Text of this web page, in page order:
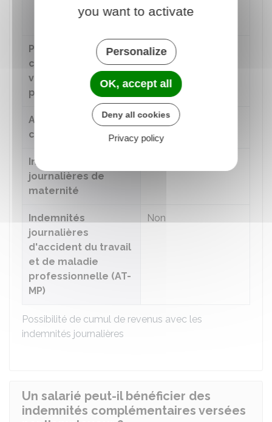
Possibilité de cumul de revenus avec les
indemnités journalières
par ailleurs une
Part
complémentaire de
votre salaire payé
par votre employeur
Oui
Allocations
chômage
Non
Indemnités
journalières de
maternité
Indemnités
journalières
d'accident du travail
et de maladie
professionnelle (AT-
MP)
Non
Un salarié peut-il bénéficier des
indemnités complémentaires versées
you want to activate
Personalize
OK, accept all
Deny all cookies
Privacy policy